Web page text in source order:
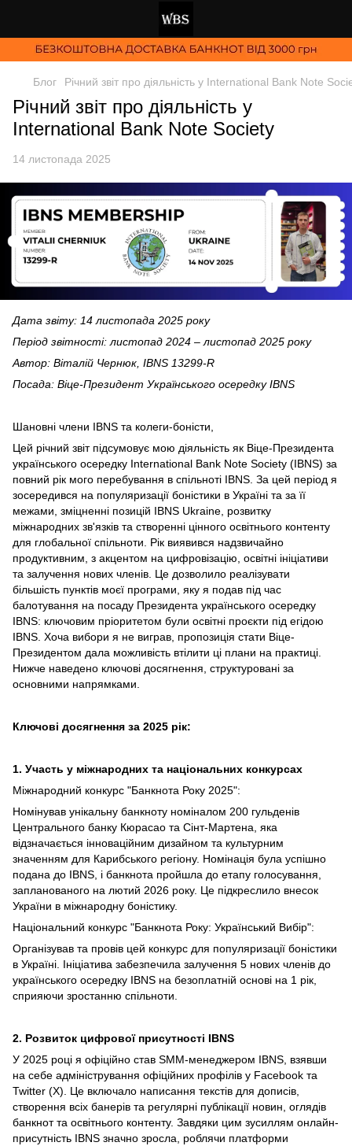
Блог Річний звіт про діяльність у International Bank Note
Річний звіт про діяльність у
International Bank Note Society
14 листопада 2025
Дата звіту: 14 листопада 2025 року
Період звітності: листопад 2024 – листопад 2025 року
Автор: Віталій Чернюк, IBNS 13299-R
Посада: Віце-Президент Українського осередку IBNS
Шановні члени IBNS та колеги-боністи,
Цей річний звіт підсумовує мою діяльність як Віце-Президента
українського осередку International Bank Note Society (IBNS) за
повний рік мого перебування в спільноті IBNS. За цей період я
зосередився на популяризації боністики в Україні та за її
межами, зміцненні позицій IBNS Ukraine, розвитку
міжнародних зв'язків та створенні цінного освітнього контенту
для глобальної спільноти. Рік виявився надзвичайно
продуктивним, з акцентом на цифровізацію, освітні ініціативи
та залучення нових членів. Це дозволило реалізувати
більшість пунктів моєї програми, яку я подав під час
балотування на посаду Президента українського осередку
IBNS: ключовим пріоритетом були освітні проєкти під егідою
IBNS. Хоча вибори я не виграв, пропозиція стати Віце-
Президентом дала можливість втілити ці плани на практиці.
Нижче наведено ключові досягнення, структуровані за
основними напрямками.
Ключові досягнення за 2025 рік:
1. Участь у міжнародних та національних конкурсах
Міжнародний конкурс "Банкнота Року 2025":
Номінував унікальну банкноту номіналом 200 гульденів
Центрального банку Кюрасао та Сінт-Мартена, яка
відзначається інноваційним дизайном та культурним
значенням для Карибського регіону. Номінація була успішно
подана до IBNS, і банкнота пройшла до етапу голосування,
запланованого на лютий 2026 року. Це підкреслило внесок
України в міжнародну боністику.
Національний конкурс "Банкнота Року: Український Вибір":
Організував та провів цей конкурс для популяризації боністики
в Україні. Ініціатива забезпечила залучення 5 нових членів до
українського осередку IBNS на безоплатній основі на 1 рік,
сприяючи зростанню спільноти.
2. Розвиток цифрової присутності IBNS
У 2025 році я офіційно став SMM-менеджером IBNS, взявши
на себе адміністрування офіційних профілів у Facebook та
Twitter (X). Це включало написання текстів для дописів,
створення всіх банерів та регулярні публікації новин, оглядів
банкнот та освітнього контенту. Завдяки цим зусиллям онлайн-
присутність IBNS значно зросла, роблячи платформи